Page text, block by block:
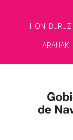
HONI BURUZ
ARAUAK